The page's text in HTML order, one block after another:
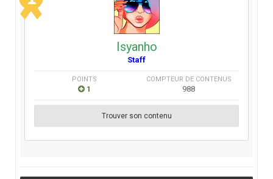
Isyanho
Staff
POINTS
1
COMPTEUR DE CONTENUS
988
Trouver son contenu